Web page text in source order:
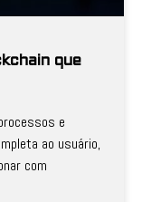
que
e
ao usuário,
com